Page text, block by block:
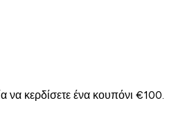
να κερδίσετε ένα κουπόνι €100.